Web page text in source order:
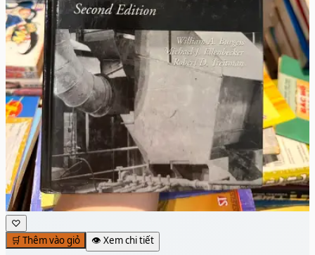
♡
🛒 Thêm vào giỏ
👁️ Xem chi tiết